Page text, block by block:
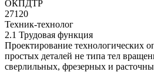
ОКПДТР
27120
Техник-технолог
2.1 Трудовая функция
Проектирование технологических
простых деталей не типа тел
сверлильных, фрезерных и